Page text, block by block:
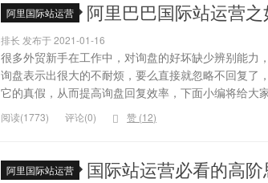
阿里国际站运营 阿里巴巴国际站运营
排长 发布于 2021-01-16
很多外贸新手在工作中，对询盘的好坏缺少辨别能力
询盘表示出很大的不耐烦，要么直接就忽略不回复了
它的真假，从而提高询盘回复效率，下面小编将给大
阅读(1773) 评论(0) 赞 (12)
阿里国际站运营 国际站运营必看的高阶